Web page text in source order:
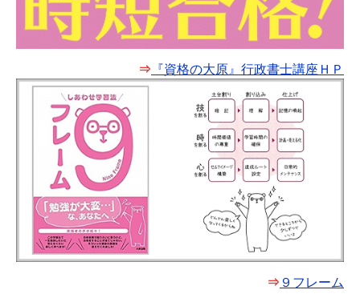
⇒ 『資格の大原』行政書士講座ＨＰ
⇒ ９フレーム